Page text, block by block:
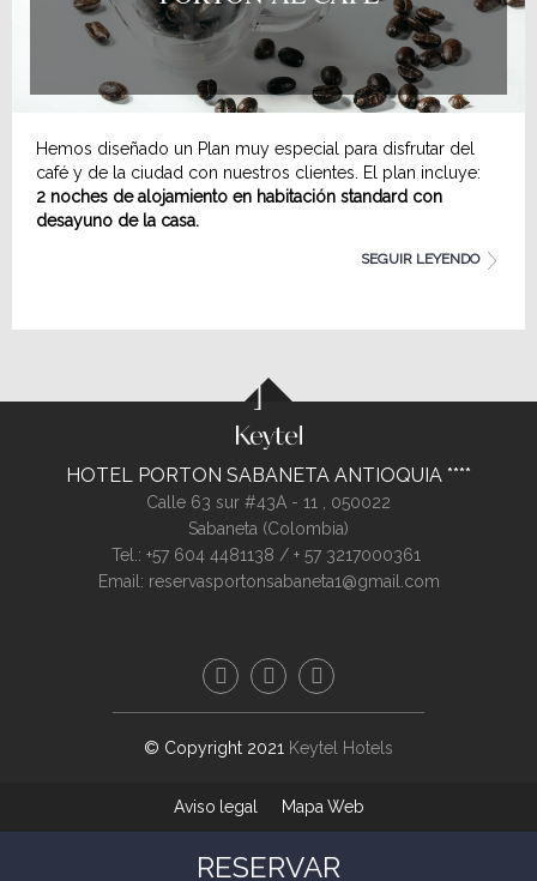
RESERVAR
Hemos diseñado un Plan muy especial para disfrutar del
café y de la ciudad con nuestros clientes. El plan incluye:
2 noches de alojamiento en habitación standard con
desayuno de la casa.
Souvenirs del Hotel referentes al Tour.
SEGUIR LEYENDO
HOTEL PORTON SABANETA ANTIOQUIA
Calle 63 sur #43A - 11 , 050022
Sabaneta (Colombia)
Tel.: +57 604 4481138 / + 57 3217000361
Email: reservasportonsabaneta1@gmail.com
© Copyright 2021 Keytel Hotels
Aviso legal Mapa Web